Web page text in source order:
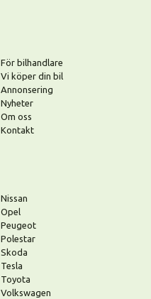
För bilhandlare
Vi köper din bil
Annonsering
Nyheter
Om oss
Kontakt
Nissan
Opel
Peugeot
Polestar
Skoda
Tesla
Toyota
Volkswagen